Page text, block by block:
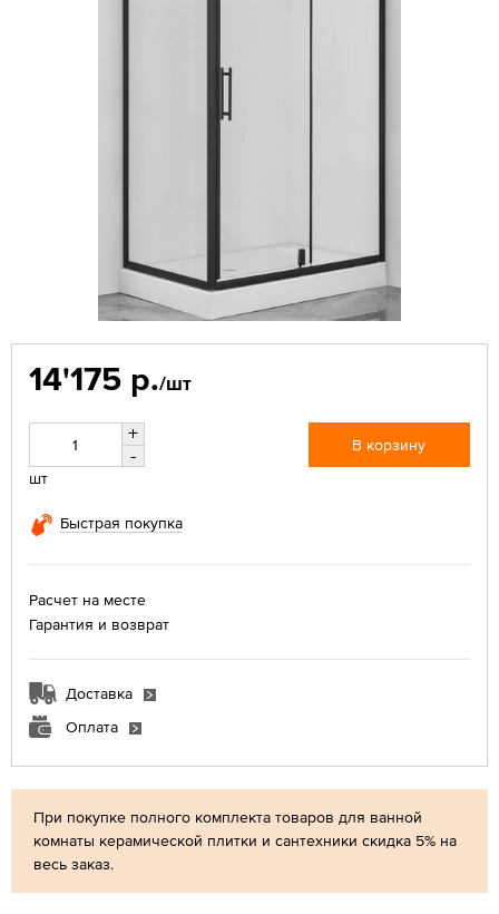
При покупке полного комплекта товаров для ванной
комнаты керамической плитки и сантехники скидка 5% на
весь заказ.
14'175 р./шт
+
-
шт
В корзину
Быстрая покупка
Расчет на месте
Гарантия и возврат
Доставка
Оплата